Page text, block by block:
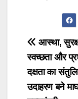
Post
आस्था,
स्वच्छता और
दक्षता का
उदाहरण बने